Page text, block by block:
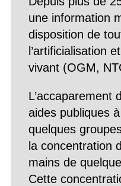
une information
disposition de
l’artificialisation
vivant (OGM,
L’accaparement
aides publiques
quelques
la concentration
mains de
Cette